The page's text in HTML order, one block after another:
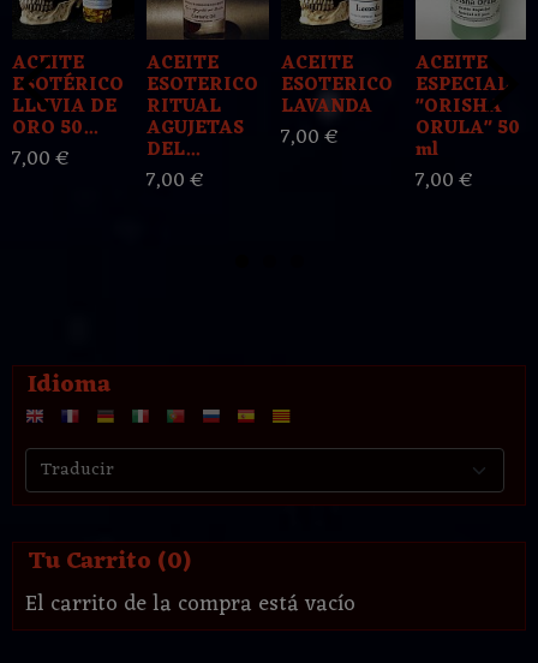
Idioma
Tu Carrito (0)
El carrito de la compra está vacío
ACEITE
ESOTÉRICO
LLUVIA DE
ORO 50...
7,00 €
ACEITE
ESOTERICO
RITUAL
AGUJETAS
DEL...
7,00 €
ACEITE
ESOTERICO
LAVANDA
7,00 €
ACEITE
ESPECIAL
"ORISHA
ORULA" 50
ml
7,00 €